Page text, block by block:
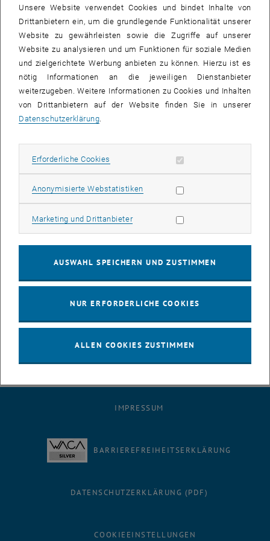
Kanalbegehung
Kanalbegehung
It was one of the highlights, if not the highlight, of the environmental
We had the incredible opportunity today to be in a sewer pipe, not in
accessible for people. This means that you cannot walk upright and
the picture shows our relief to stand upright again
sewer operators do to keep wastewater flowing.
this course happen.
IMPRESSUM
BARRIEREFREIHEITSERKLÄRUNG
DATENSCHUTZERKLÄRUNG (PDF)
COOKIEEINSTELLUNGEN
Unsere Website verwendet Cookies und bindet Inhalte von
Drittanbietern ein, um die grundlegende Funktionalität unserer
Website zu gewährleisten sowie die Zugriffe auf unserer
Website zu analysieren und um Funktionen für soziale Medien
und zielgerichtete Werbung anbieten zu können. Hierzu ist es
nötig Informationen an die jeweiligen Dienstanbieter
weiterzugeben. Weitere Informationen zu Cookies und Inhalten
von Drittanbietern auf der Website finden Sie in unserer
Datenschutzerklärung.
Erforderliche Cookies Erforderliche Cookies zulassen
Anonymisierte WebstatistikenStatistik Cookies zulassen
Marketing und DrittanbieterMarketing Cookies zulassen
AUSWAHL SPEICHERN UND ZUSTIMMEN
NUR ERFORDERLICHE COOKIES
ALLEN COOKIES ZUSTIMMEN